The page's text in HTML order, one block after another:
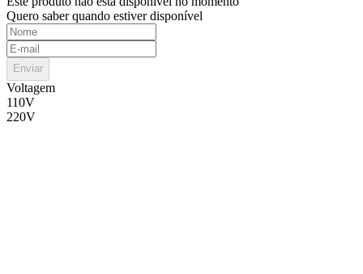
Quero saber quando estiver disponível
Enviar
Voltagem
110V
220V